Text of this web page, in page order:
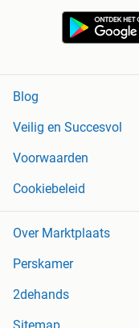
Blog
Veilig en Succesvol
Voorwaarden
Cookiebeleid
Over Marktplaats
Perskamer
2dehands